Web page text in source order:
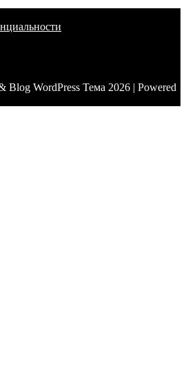
Blog WordPress Тема 2026 | Powered